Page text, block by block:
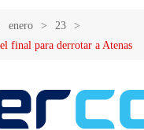
enero
23
final para derrotar a Atenas